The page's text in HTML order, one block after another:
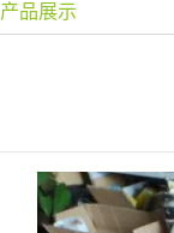
产品展示